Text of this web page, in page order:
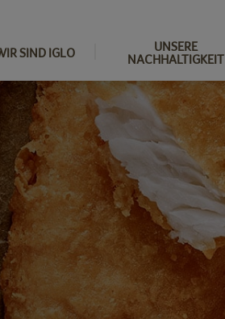
SIND IGLO
UNSERE
NACHHALTIGKEIT